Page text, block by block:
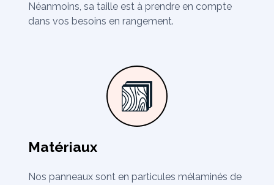
Néanmoins, sa taille est à prendre en compte
dans vos besoins en rangement.
Matériaux
Nos panneaux sont en particules mélaminés de